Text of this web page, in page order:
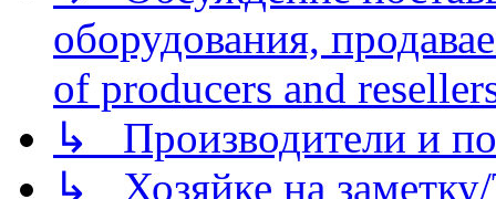
оборудования,
of producers and
↳ Производители и
↳ Хозяйке на